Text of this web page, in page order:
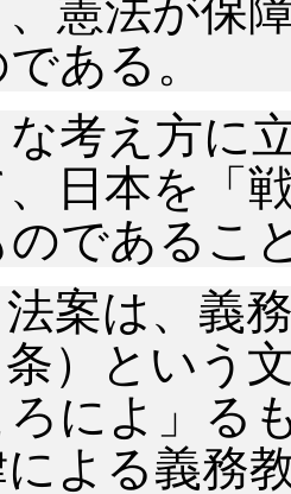
憲法が保
ある。
考え方に
日本を「
であるこ
案は、義
条）という
によ」る
よる義務